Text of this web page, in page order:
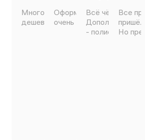
Много вариантов сделать
дешевле, быстрое оформление.
Оформил всё
очень понравилось 😊
Всё чётко,
Дополню, если
- полисы
Все
Но